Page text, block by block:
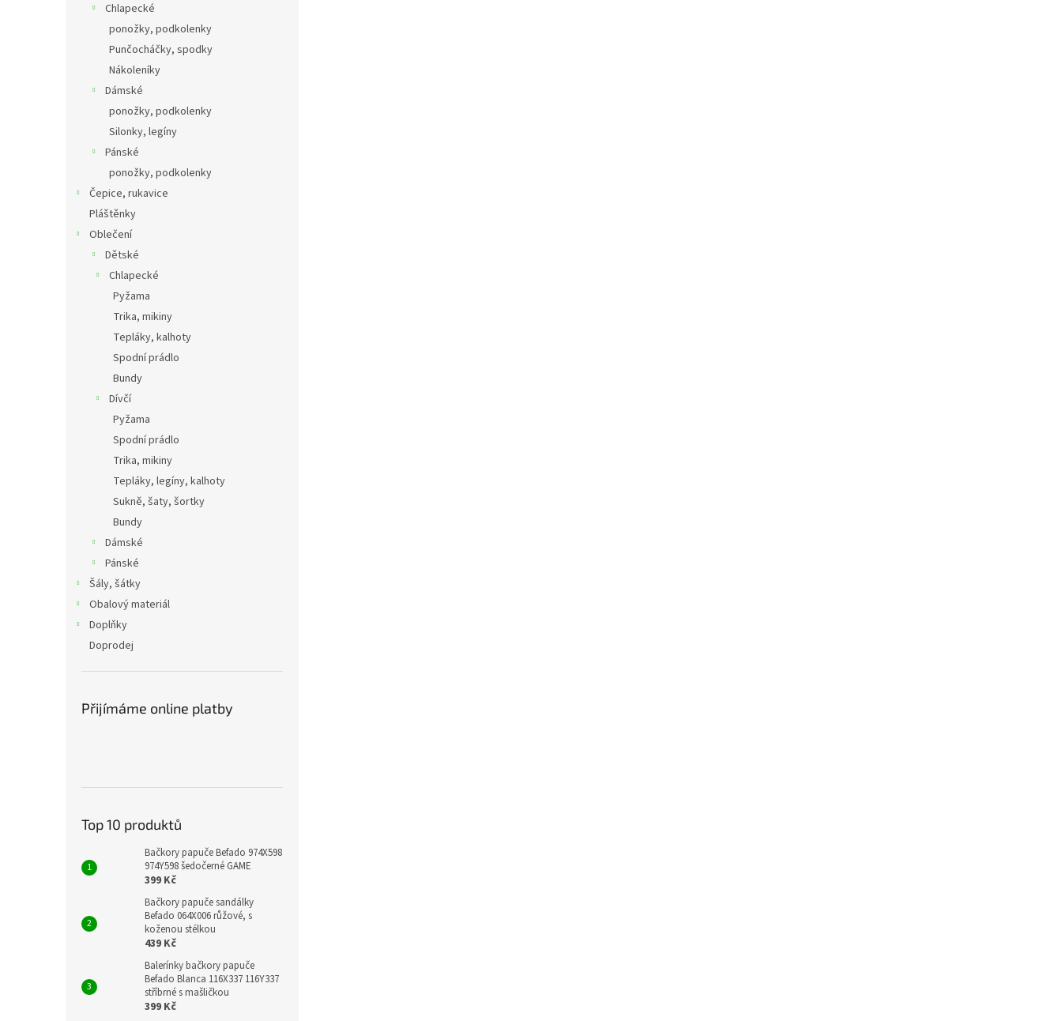
Chlapecké
ponožky, podkolenky
Punčocháčky, spodky
Nákoleníky
Dámské
ponožky, podkolenky
Silonky, legíny
Pánské
ponožky, podkolenky
Čepice, rukavice
Pláštěnky
Oblečení
Dětské
Chlapecké
Pyžama
Trika, mikiny
Tepláky, kalhoty
Spodní prádlo
Bundy
Dívčí
Pyžama
Spodní prádlo
Trika, mikiny
Tepláky, legíny, kalhoty
Sukně, šaty, šortky
Bundy
Dámské
Pánské
Šály, šátky
Obalový materiál
Doplňky
Doprodej
Přijímáme online platby
Top 10 produktů
Bačkory papuče Befado 974X598
974Y598 šedočerné GAME
399 Kč
Bačkory papuče sandálky
Befado 064X006 růžové, s
koženou stélkou
439 Kč
Balerínky bačkory papuče
Befado Blanca 116X337 116Y337
stříbrné s mašličkou
399 Kč